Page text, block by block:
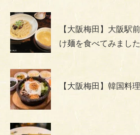
【大阪梅田】大阪駅
け麺を食べてみました
【大阪梅田】韓国料